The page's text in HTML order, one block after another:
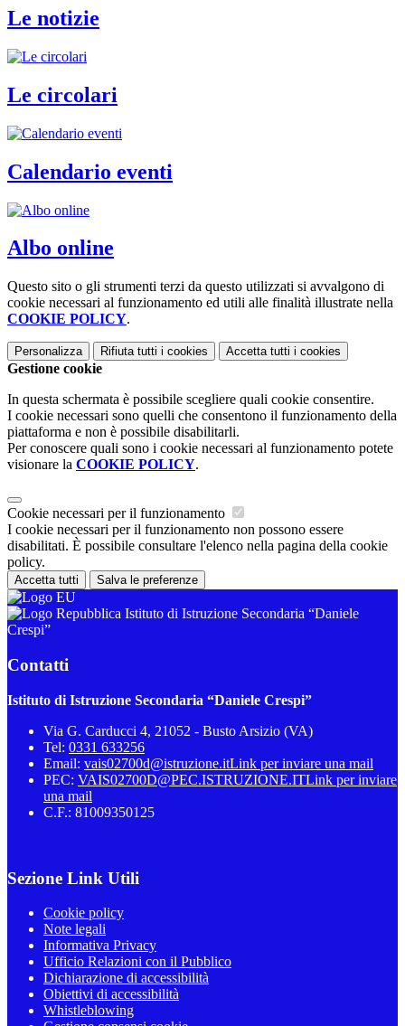
Le notizie
Le circolari
Calendario eventi
Albo online
Questo sito o gli strumenti terzi da questo utilizzati si avvalgono di
cookie necessari al funzionamento ed utili alle finalità illustrate nella
COOKIE POLICY.
Personalizza Rifiuta tutti i cookies Accetta tutti i cookies
Gestione cookie
In questa schermata è possibile scegliere quali cookie consentire.
I cookie necessari sono quelli che consentono il funzionamento della
piattaforma e non è possibile disabilitarli.
Per conoscere quali sono i cookie necessari al funzionamento potete
visionare la COOKIE POLICY.
Cookie necessari per il funzionamento
I cookie necessari per il funzionamento non possono essere
disabilitati. È possibile consultare l'elenco nella pagina della cookie
policy.
Accetta tutti Salva le preferenze
Istituto di Istruzione Secondaria “Daniele
Crespi”
Contatti
Istituto di Istruzione Secondaria “Daniele Crespi”
Via G. Carducci 4, 21052 - Busto Arsizio (VA)
Tel: 0331 633256
Email: vais02700d@istruzione.itLink per inviare una mail
PEC: VAIS02700D@PEC.ISTRUZIONE.ITLink per inviare
una mail
C.F.: 81009350125
Sezione Link Utili
Cookie policy
Note legali
Informativa Privacy
Ufficio Relazioni con il Pubblico
Dichiarazione di accessibilità
Obiettivi di accessibilità
Whistleblowing